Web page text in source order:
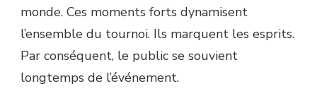
monde. Ces moments forts dynamisent
l’ensemble du tournoi. Ils marquent les esprits.
Par conséquent, le public se souvient
longtemps de l’événement.